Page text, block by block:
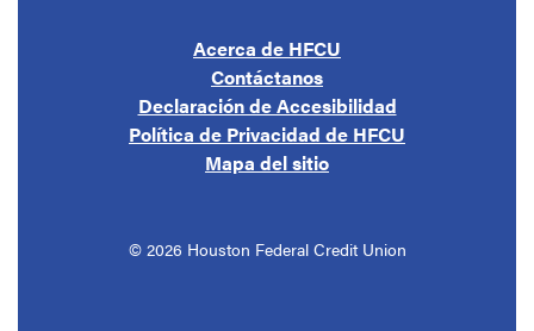
Acerca de HFCU
Contáctanos
Declaración de Accesibilidad
Política de Privacidad de HFCU
Mapa del sitio
© 2026 Houston Federal Credit Union